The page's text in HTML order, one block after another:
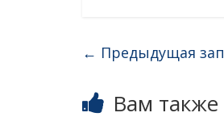
← Предыдущая
Вам